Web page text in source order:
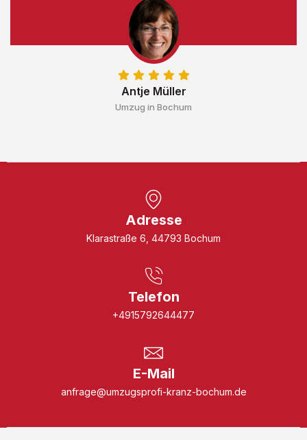
Antje Müller
Umzug in Bochum
Adresse
Klarastraße 6, 44793 Bochum
Telefon
+4915792644477
E-Mail
anfrage@umzugsprofi-kranz-bochum.de